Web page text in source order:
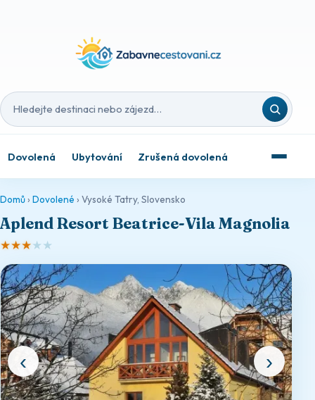
Hledat destinaci nebo zájezd
Dovolená Ubytování Zrušená dovolená
Domů› Dovolené › Vysoké Tatry, Slovensko
Aplend Resort Beatrice-Vila Magnolia
★★★★★
‹ ›